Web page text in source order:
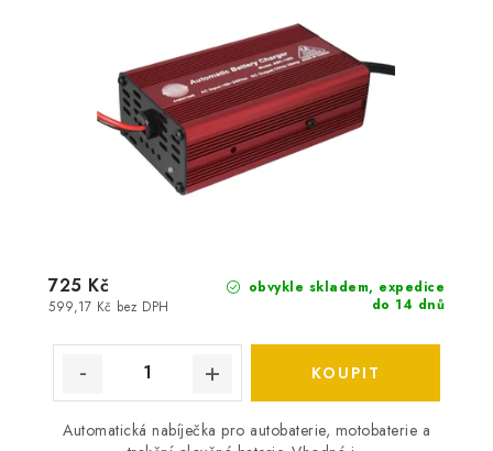
obvykle skladem, expedice
do 14 dnů
599,17 Kč bez DPH
725 Kč
Automatická nabíječka pro autobaterie, motobaterie a